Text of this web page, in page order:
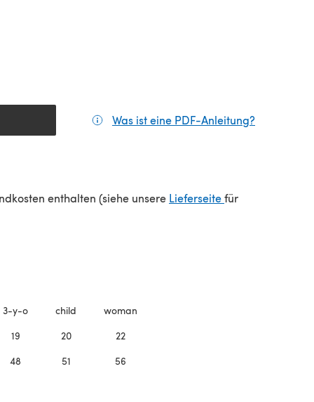
Was ist eine PDF-Anleitung?
enthalten (siehe unsere Lieferseite(öffnet sich in
für
3-y-o child woman
19 20 22
48 51 56